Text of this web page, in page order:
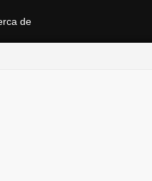
de